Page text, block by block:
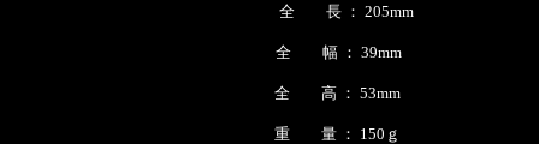
全 長 ： 205mm
全 幅 ： 39mm
全 高 ： 53mm
重 量 ： 150ｇ